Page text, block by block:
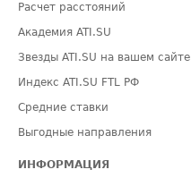
Расчет расстояний
Академия ATI.SU
Звезды ATI.SU на вашем сайте
Индекс ATI.SU FTL РФ
Средние ставки
Выгодные направления
ИНФОРМАЦИЯ